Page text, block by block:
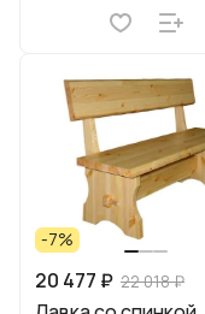
-7%
20 477 ₽ 22 018 ₽